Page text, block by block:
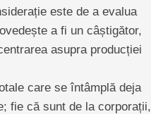
este de a evalua
a fi un câștigător,
asupra producției
care se întâmplă deja
fie că sunt de la corporații,